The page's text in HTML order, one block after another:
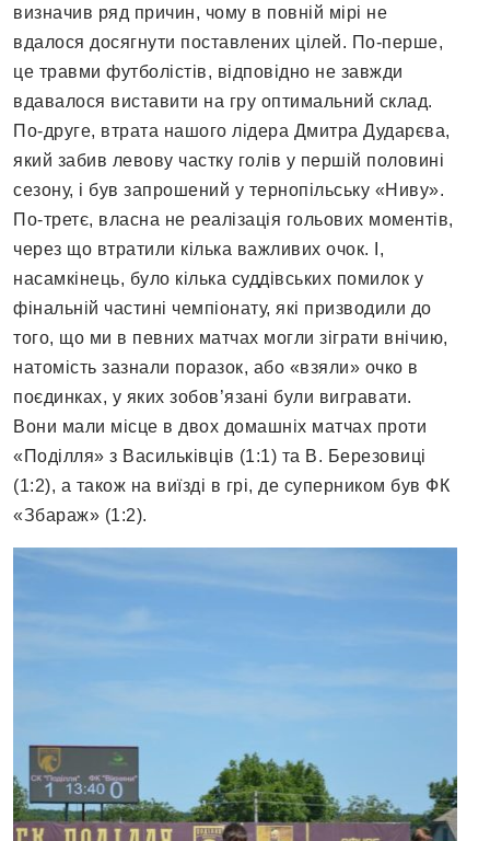
визначив ряд причин, чому в повній мірі не
вдалося досягнути поставлених цілей. По-перше,
це травми футболістів, відповідно не завжди
вдавалося виставити на гру оптимальний склад.
По-друге, втрата нашого лідера Дмитра Дударєва,
який забив левову частку голів у першій половині
сезону, і був запрошений у тернопільську «Ниву».
По-третє, власна не реалізація гольових моментів,
через що втратили кілька важливих очок. І,
насамкінець, було кілька суддівських помилок у
фінальній частині чемпіонату, які призводили до
того, що ми в певних матчах могли зіграти внічию,
натомість зазнали поразок, або «взяли» очко в
поєдинках, у яких зобов’язані були вигравати.
Вони мали місце в двох домашніх матчах проти
«Поділля» з Васильківців (1:1) та В. Березовиці
(1:2), а також на виїзді в грі, де суперником був ФК
«Збараж» (1:2).